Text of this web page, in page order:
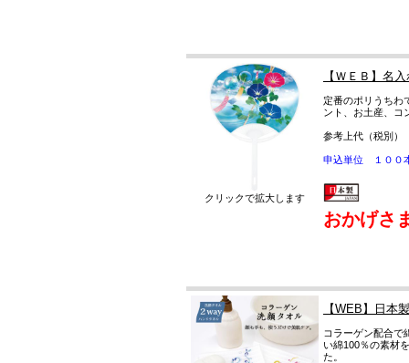
クリックで拡大します
【ＷＥＢ】名
定番のポリうちわ
ント、お土産、コ
参考上代（税別）
申込単位 １００
おかげさ
【WEB】日本
コラーゲン配合で
い綿100％の素材
た。